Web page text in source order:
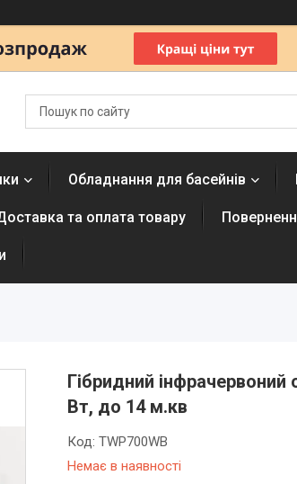
Обладнання для басейнів
та оплата товару
Гібридний інфрачервоний
Вт, до 14 м.кв
Немає в наявності
Код: TWP700WB